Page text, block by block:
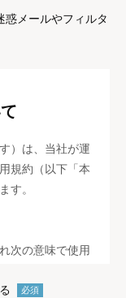
メールやフィルタ
）は、当社が運
規約（以下「本
す。
次の意味で使用
ンターネット上
必須